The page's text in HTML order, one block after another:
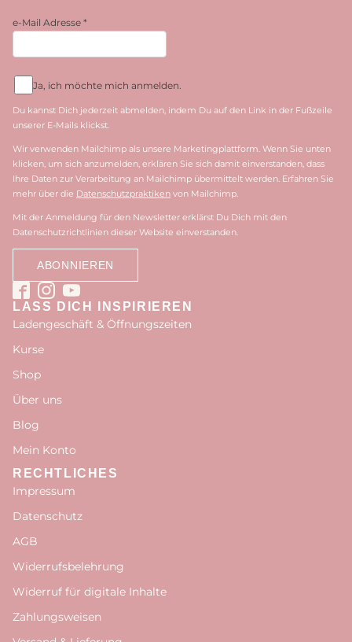
e-Mail Adresse *
Ja, ich möchte mich anmelden.
Du kannst Dich jederzeit abmelden, indem Du auf den Link in der Fußzeile
unserer E-Mails klickst.
Wir verwenden Mailchimp als unsere Marketingplattform. Wenn Sie unten
klicken, um sich anzumelden, erklären Sie sich damit einverstanden, dass
Ihre Daten zur Verarbeitung an Mailchimp übermittelt werden. Erfahren Sie
mehr über die Datenschutzpraktiken von Mailchimp.
Mit der Anmeldung für den Newsletter erklärst Du Dich mit den
Datenschutzrichtlinien dieser Website einverstanden.
LASS DICH INSPIRIEREN
Ladengeschäft & Öffnungszeiten
Kurse
Shop
Über uns
Blog
Mein Konto
RECHTLICHES
Impressum
Datenschutz
AGB
Widerrufsbelehrung
Widerruf für digitale Inhalte
Zahlungsweisen